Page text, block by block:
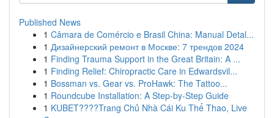
Published News
1 Câmara de Comércio e Brasil China: Manual Detal...
1 Дизайнерский ремонт в Москве: 7 трендов 2024
1 Finding Trauma Support in the Great Britain: A ...
1 Finding Relief: Chiropractic Care in Edwardsvil...
1 Bossman vs. Gear vs. ProHawk: The Tattoo...
1 Roundcube Installation: A Step-by-Step Guide
1 KUBET????️Trang Chủ Nhà Cái Ku Thể Thao, Live